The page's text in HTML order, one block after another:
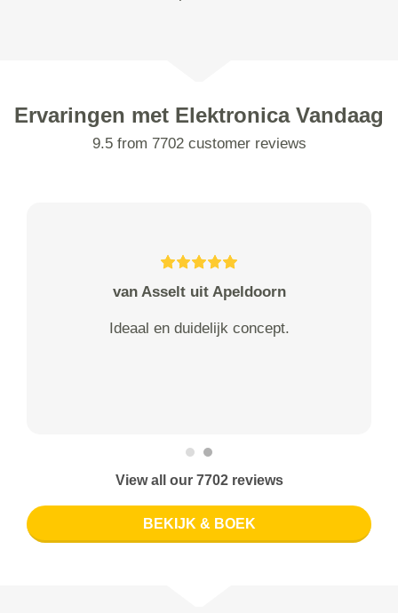
Ervaringen met Elektronica Vandaag
9.5 from 7702 customer reviews
van Asselt uit Apeldoorn
Ideaal en duidelijk concept.
View all our 7702 reviews
BEKIJK & BOEK